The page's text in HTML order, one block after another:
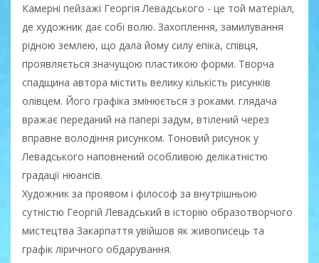
Камерні пейзажі Георгія Левадського - це той матеріал,
де художник дає собі волю. Захоплення, замилування
рідною землею, що дала йому силу епіка, співця,
проявляється значущою пластикою форми. Творча
спадщина автора містить велику кількість рисунків
олівцем. Його графіка змінюється з роками. глядача
вражає переданий на папері задум, втілений через
вправне володіння рисунком. Тоновий рисунок у
Левадського наповнений особливою делікатністю
градації нюансів.
Художник за проявом і філософ за внутрішньою
сутністю Георгій Левадський в історію образотворчого
мистецтва Закарпаття увійшов як живописець та
графік ліричного обдарування.